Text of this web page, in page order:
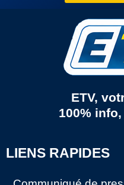
ETV,
100%
LIENS RAPIDES